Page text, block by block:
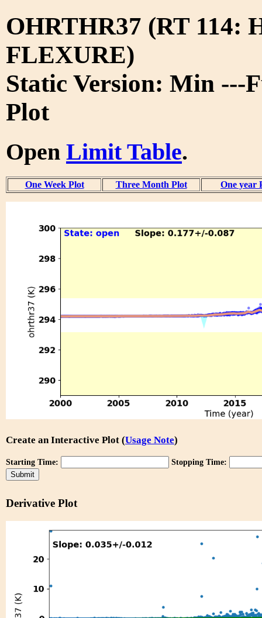
OHRTHR37 (RT 114:
FLEXURE)
Static Version: Min ---
Plot
Open Limit Table.
One Week Plot Three Month Plot One year
Create an Interactive Plot (Usage Note)
Starting Time: Stopping Time:
Derivative Plot